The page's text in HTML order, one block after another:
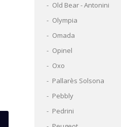
Old Bear - Antonini
Olympia
Omada
Opinel
Oxo
Pallarès Solsona
Pebbly
Pedrini